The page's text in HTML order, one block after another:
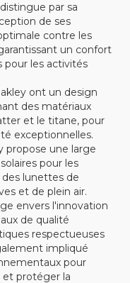
par sa
de ses
contre les
un confort
pour les activités
ont un design
des matériaux
et le titane, pour
exceptionnelles.
propose une large
pour les
lunettes de
et de plein air.
envers l'innovation
de qualité
respectueuses
impliqué
pour
et protéger la